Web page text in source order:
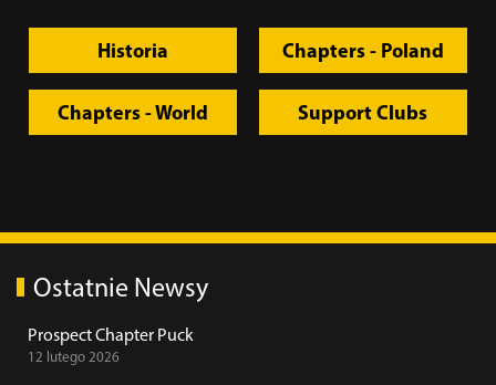
Historia Chapters - Poland
Chapters - World Support Clubs
Ostatnie Newsy
Prospect Chapter Puck
12 lutego 2026